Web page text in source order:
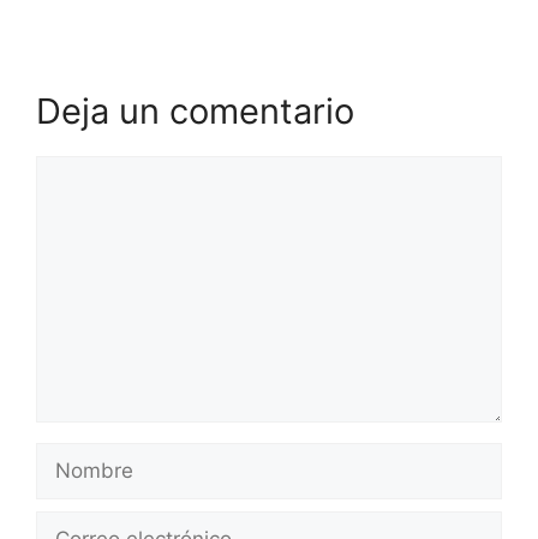
Deja un comentario